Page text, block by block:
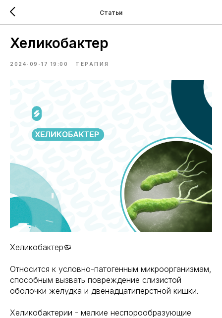
Статьи
Хеликобактер
2024-09-17 19:00 ТЕРАПИЯ
Хеликобактер🦠
Относится к условно-патогенным микроорганизмам,
способным вызвать повреждение слизистой
оболочки желудка и двенадцатиперстной кишки.
Хеликобактерии - мелкие неспорообразующие